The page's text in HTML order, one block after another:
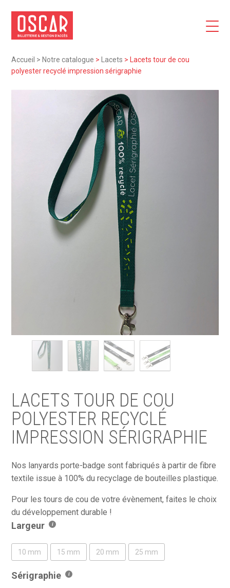
Accueil > Notre catalogue > Lacets >
Lacets tour de cou
polyester recyclé impression sérigraphie
LACETS TOUR DE COU
POLYESTER RECYCLÉ
IMPRESSION SÉRIGRAPHIE
Nos lanyards porte-badge sont fabriqués à partir de fibre
textile issue à 100% du recyclage de bouteilles plastique.
Pour les tours de cou de votre évènement, faites le choix
du développement durable !
Largeur
10 mm 15 mm 20 mm 25 mm
Sérigraphie